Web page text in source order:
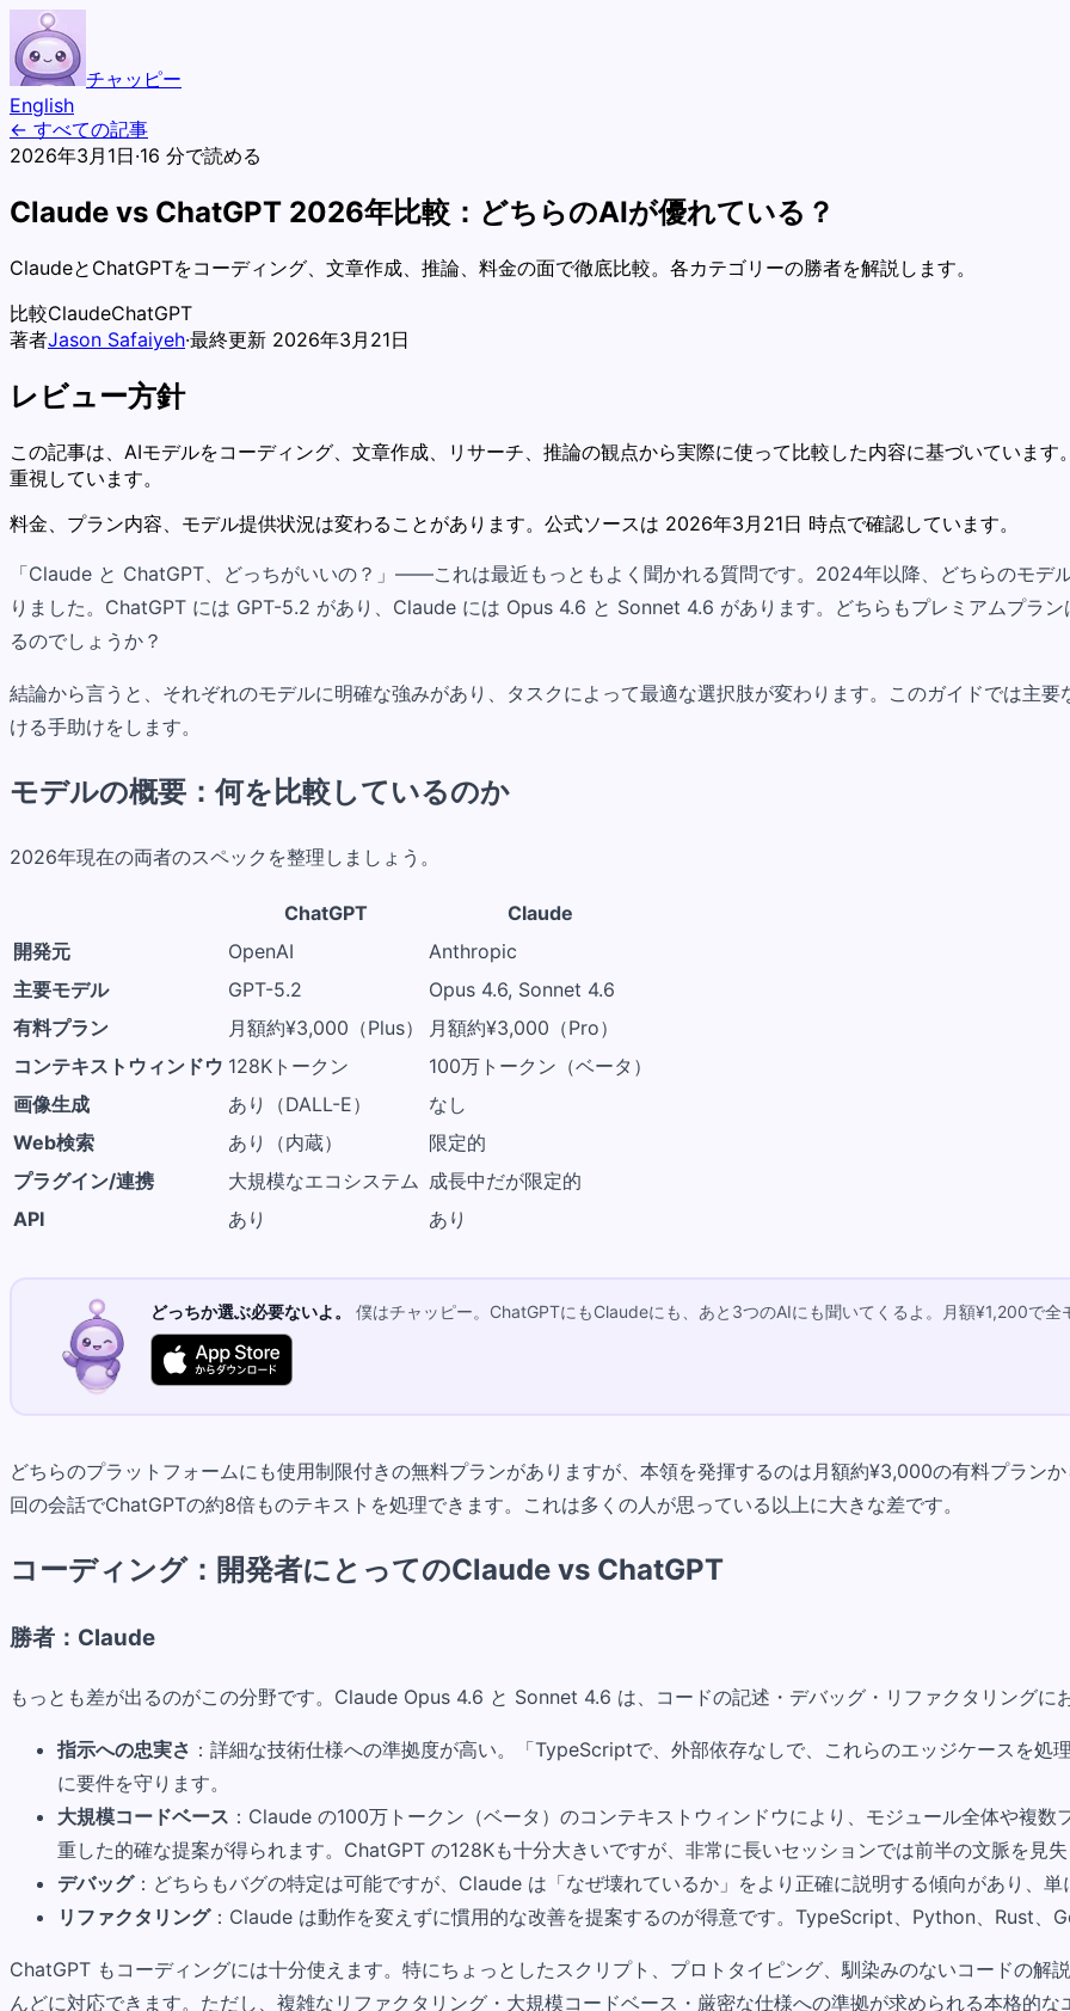
チャッピー
English
← すべての記事
2026年3月1日·16 分で読める
Claude vs ChatGPT 2026年比較：どちらのAIが優れている？
ClaudeとChatGPTをコーディング、文章作成、推論、料金の面で徹底比較。各カテゴリーの勝者を解説します。
比較ClaudeChatGPT
著者Jason Safaiyeh·最終更新 2026年3月21日
レビュー方針
この記事は、AIモデルをコーディング、文章作成、リサーチ、推論の観点から実際に使って比較した内容に基づいていま
重視しています。
料金、プラン内容、モデル提供状況は変わることがあります。公式ソースは 2026年3月21日 時点で確認しています。
「Claude と ChatGPT、どっちがいいの？」——これは最近もっともよく聞かれる質問です。2024年以降、どちらのモデ
りました。ChatGPT には GPT-5.2 があり、Claude には Opus 4.6 と Sonnet 4.6 があります。どちらもプレミアムプラ
るのでしょうか？
結論から言うと、それぞれのモデルに明確な強みがあり、タスクによって最適な選択肢が変わります。このガイドでは主
ける手助けをします。
モデルの概要：何を比較しているのか
2026年現在の両者のスペックを整理しましょう。
ChatGPT
Claude
開発元
OpenAI
Anthropic
主要モデル
GPT-5.2
Opus 4.6, Sonnet 4.6
有料プラン
月額約¥3,000（Plus）
月額約¥3,000（Pro）
コンテキストウィンドウ 128Kトークン
100万トークン（ベータ）
画像生成
あり（DALL-E）
なし
Web検索
あり（内蔵）
限定的
プラグイン/連携
大規模なエコシステム 成長中だが限定的
API
あり あり
どっちか選ぶ必要ないよ。 僕はチャッピー。ChatGPTにもClaudeにも、あと3つのAIにも聞いてくるよ。月額¥1,200で全
どちらのプラットフォームにも使用制限付きの無料プランがありますが、本領を発揮するのは月額約¥3,000の有料プラン
回の会話でChatGPTの約8倍ものテキストを処理できます。これは多くの人が思っている以上に大きな差です。
コーディング：開発者にとってのClaude vs ChatGPT
勝者：Claude
もっとも差が出るのがこの分野です。Claude Opus 4.6 と Sonnet 4.6 は、コードの記述・デバッグ・リファクタリングに
指示への忠実さ ：詳細な技術仕様への準拠度が高い。「TypeScriptで、外部依存なしで、これらのエッジケースを
に要件を守ります。
大規模コードベース ：Claude の100万トークン（ベータ）のコンテキストウィンドウにより、モジュール全体や複
重した的確な提案が得られます。ChatGPT の128Kも十分大きいですが、非常に長いセッションでは前半の文脈を見失
デバッグ：どちらもバグの特定は可能ですが、Claude は「なぜ壊れているか」をより正確に説明する傾向があり、単
リファクタリング：Claude は動作を変えずに慣用的な改善を提案するのが得意です。TypeScript、Python、Rust、
ChatGPT もコーディングには十分使えます。特にちょっとしたスクリプト、プロトタイピング、馴染みのないコードの解
んどに対応できます。ただし、複雑なリファクタリング・大規模コードベース・厳密な仕様への準拠が求められる本格的